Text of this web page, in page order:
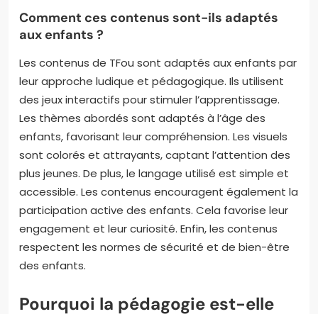
Comment ces contenus sont-ils adaptés
aux enfants ?
Les contenus de TFou sont adaptés aux enfants par
leur approche ludique et pédagogique. Ils utilisent
des jeux interactifs pour stimuler l’apprentissage.
Les thèmes abordés sont adaptés à l’âge des
enfants, favorisant leur compréhension. Les visuels
sont colorés et attrayants, captant l’attention des
plus jeunes. De plus, le langage utilisé est simple et
accessible. Les contenus encouragent également la
participation active des enfants. Cela favorise leur
engagement et leur curiosité. Enfin, les contenus
respectent les normes de sécurité et de bien-être
des enfants.
Pourquoi la pédagogie est-elle